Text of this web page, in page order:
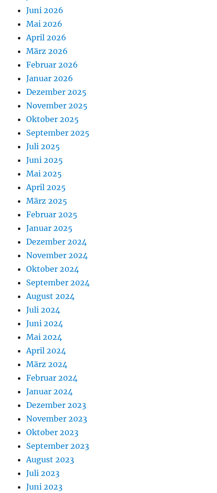
Juni 2026
Mai 2026
April 2026
März 2026
Februar 2026
Januar 2026
Dezember 2025
November 2025
Oktober 2025
September 2025
Juli 2025
Juni 2025
Mai 2025
April 2025
März 2025
Februar 2025
Januar 2025
Dezember 2024
November 2024
Oktober 2024
September 2024
August 2024
Juli 2024
Juni 2024
Mai 2024
April 2024
März 2024
Februar 2024
Januar 2024
Dezember 2023
November 2023
Oktober 2023
September 2023
August 2023
Juli 2023
Juni 2023